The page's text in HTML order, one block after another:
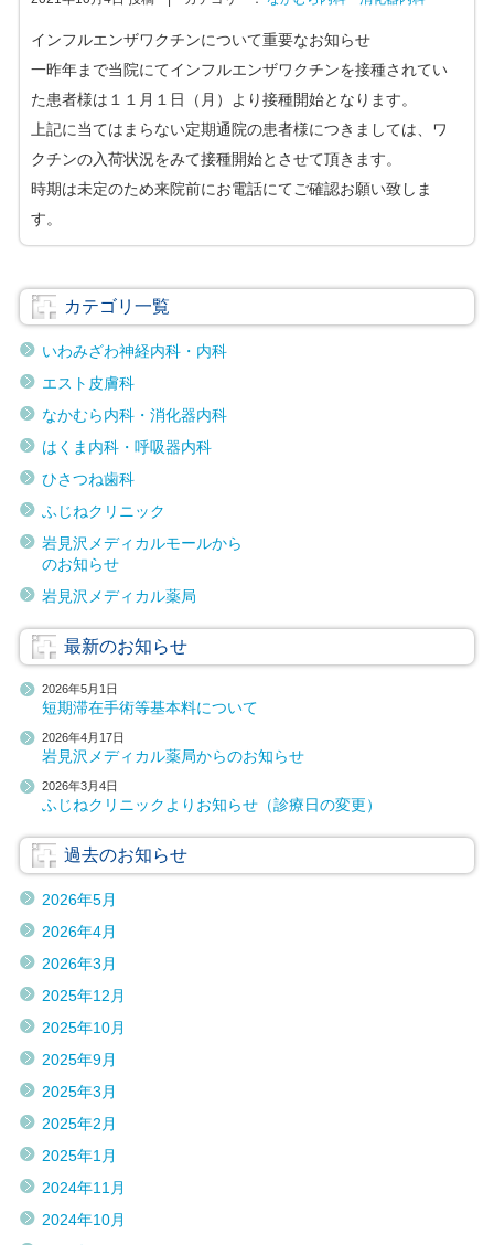
インフルエンザワクチンについて重要なお知らせ
一昨年まで当院にてインフルエンザワクチンを接種されてい
た患者様は１１月１日（月）より接種開始となります。
上記に当てはまらない定期通院の患者様につきましては、ワ
クチンの入荷状況をみて接種開始とさせて頂きます。
時期は未定のため来院前にお電話にてご確認お願い致しま
す。
カテゴリ一覧
いわみざわ神経内科・内科
エスト皮膚科
なかむら内科・消化器内科
はくま内科・呼吸器内科
ひさつね歯科
ふじねクリニック
岩見沢メディカルモールから
のお知らせ
岩見沢メディカル薬局
最新のお知らせ
2026年5月1日
短期滞在手術等基本料について
2026年4月17日
岩見沢メディカル薬局からのお知らせ
2026年3月4日
ふじねクリニックよりお知らせ（診療日の変更）
過去のお知らせ
2026年5月
2026年4月
2026年3月
2025年12月
2025年10月
2025年9月
2025年3月
2025年2月
2025年1月
2024年11月
2024年10月